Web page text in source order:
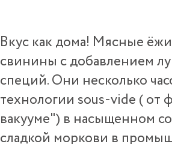
Вкус как дома! Мясные
свинины с добавлением
специй. Они несколько
технологии sous-vide ( от
вакууме") в насыщенном
сладкой моркови в